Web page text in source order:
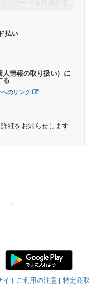
払い
人情報の取り扱い）に
る
のリンク
細をお知らせします
イトご利用の注意 | 特定商取